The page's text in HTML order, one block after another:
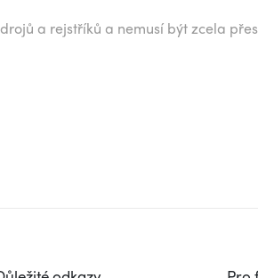
a rejstříků a nemusí být zcela